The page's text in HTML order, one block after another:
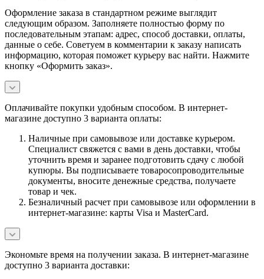
Оформление заказа в стандартном режиме выглядит
следующим образом. Заполняете полностью форму по
последовательным этапам: адрес, способ доставки, оплаты,
данные о себе. Советуем в комментарии к заказу написать
информацию, которая поможет курьеру вас найти. Нажмите
кнопку «Оформить заказ».
Оплачивайте покупки удобным способом. В интернет-
магазине доступно 3 варианта оплаты:
Наличные при самовывозе или доставке курьером.
Специалист свяжется с вами в день доставки, чтобы
уточнить время и заранее подготовить сдачу с любой
купюры. Вы подписываете товаросопроводительные
документы, вносите денежные средства, получаете
товар и чек.
Безналичный расчет при самовывозе или оформлении в
интернет-магазине: карты Visa и MasterCard.
Экономьте время на получении заказа. В интернет-магазине
доступно 3 варианта доставки: